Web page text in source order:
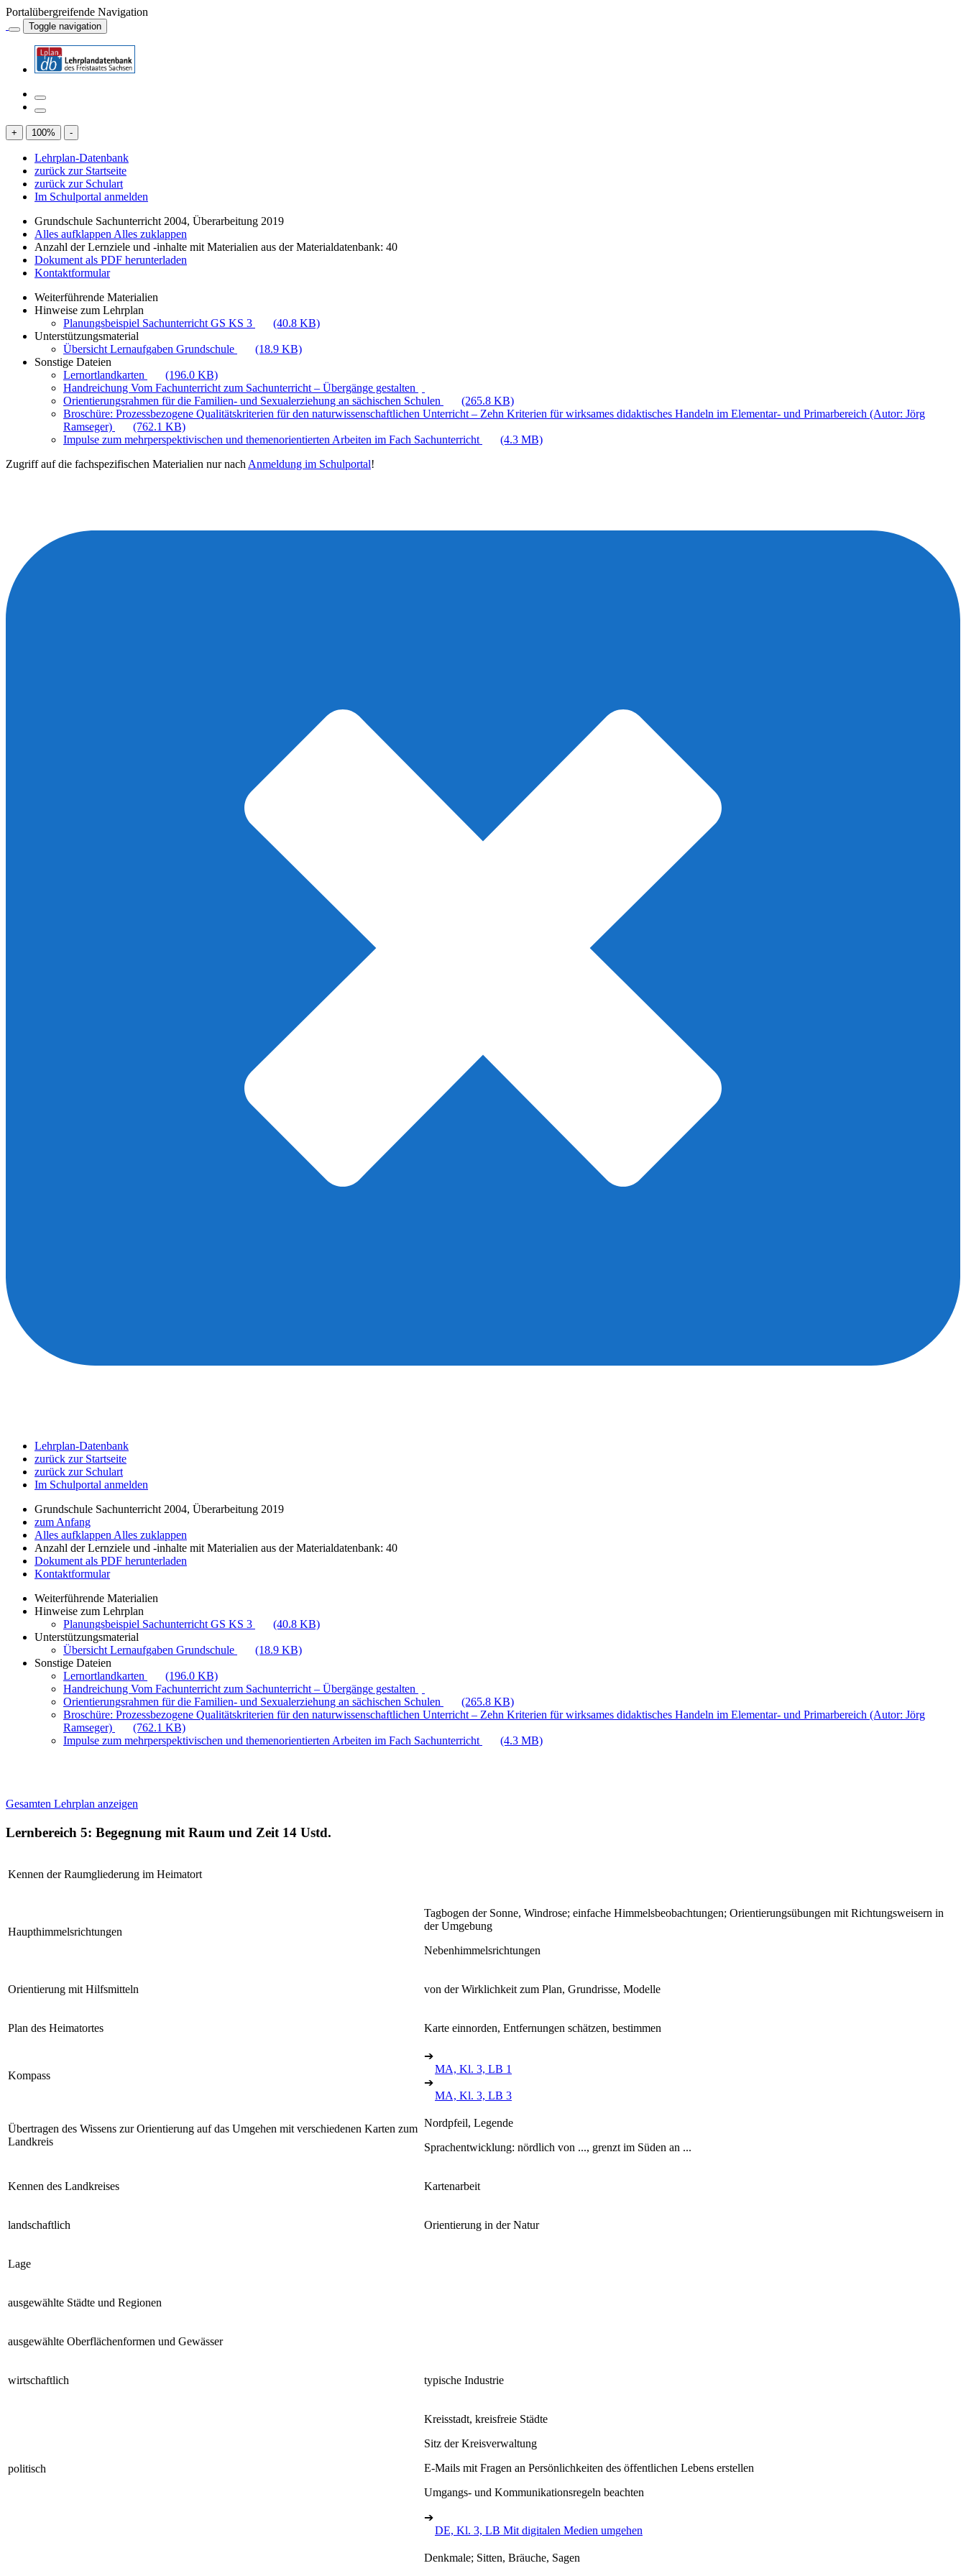
Portalübergreifende Navigation
Toggle navigation
+ 100% -
Lehrplan-Datenbank
zurück zur Startseite
zurück zur Schulart
Im Schulportal anmelden
Grundschule Sachunterricht 2004, Überarbeitung 2019
Alles aufklappen Alles zuklappen
Anzahl der Lernziele und -inhalte mit Materialien aus der Materialdatenbank: 40
Dokument als PDF herunterladen
Kontaktformular
Weiterführende Materialien
Hinweise zum Lehrplan
Planungsbeispiel Sachunterricht GS KS 3
(40.8 KB)
Unterstützungsmaterial
Übersicht Lernaufgaben Grundschule
(18.9 KB)
Sonstige Dateien
Lernortlandkarten
(196.0 KB)
Handreichung Vom Fachunterricht zum Sachunterricht – Übergänge gestalten
Orientierungsrahmen für die Familien- und Sexualerziehung an sächischen Schulen
(265.8 KB)
Broschüre: Prozessbezogene Qualitätskriterien für den naturwissenschaftlichen Unterricht – Zehn Kriterien für wirksames didaktisches Handeln im Elementar- und Primarbereich (Autor: Jörg
Ramseger)
(762.1 KB)
Impulse zum mehrperspektivischen und themenorientierten Arbeiten im Fach Sachunterricht
(4.3 MB)
Zugriff auf die fachspezifischen Materialien nur nach Anmeldung im Schulportal!
Lehrplan-Datenbank
zurück zur Startseite
zurück zur Schulart
Im Schulportal anmelden
Grundschule Sachunterricht 2004, Überarbeitung 2019
zum Anfang
Alles aufklappen Alles zuklappen
Anzahl der Lernziele und -inhalte mit Materialien aus der Materialdatenbank: 40
Dokument als PDF herunterladen
Kontaktformular
Weiterführende Materialien
Hinweise zum Lehrplan
Planungsbeispiel Sachunterricht GS KS 3
(40.8 KB)
Unterstützungsmaterial
Übersicht Lernaufgaben Grundschule
(18.9 KB)
Sonstige Dateien
Lernortlandkarten
(196.0 KB)
Handreichung Vom Fachunterricht zum Sachunterricht – Übergänge gestalten
Orientierungsrahmen für die Familien- und Sexualerziehung an sächischen Schulen
(265.8 KB)
Broschüre: Prozessbezogene Qualitätskriterien für den naturwissenschaftlichen Unterricht – Zehn Kriterien für wirksames didaktisches Handeln im Elementar- und Primarbereich (Autor: Jörg
Ramseger)
(762.1 KB)
Impulse zum mehrperspektivischen und themenorientierten Arbeiten im Fach Sachunterricht
(4.3 MB)
Gesamten Lehrplan anzeigen
Lernbereich 5: Begegnung mit Raum und Zeit 14 Ustd.
Kennen der Raumgliederung im Heimatort
Haupthimmelsrichtungen
Tagbogen der Sonne, Windrose; einfache Himmelsbeobachtungen; Orientierungsübungen mit Richtungsweisern in
der Umgebung
Nebenhimmelsrichtungen
Orientierung mit Hilfsmitteln von der Wirklichkeit zum Plan, Grundrisse, Modelle
Plan des Heimatortes Karte einnorden, Entfernungen schätzen, bestimmen
Kompass
➔
MA, Kl. 3, LB 1
➔
MA, Kl. 3, LB 3
Übertragen des Wissens zur Orientierung auf das Umgehen mit verschiedenen Karten zum
Landkreis
Nordpfeil, Legende
Sprachentwicklung: nördlich von ..., grenzt im Süden an ...
Kennen des Landkreises Kartenarbeit
landschaftlich Orientierung in der Natur
Lage
ausgewählte Städte und Regionen
ausgewählte Oberflächenformen und Gewässer
wirtschaftlich typische Industrie
politisch
Kreisstadt, kreisfreie Städte
Sitz der Kreisverwaltung
E-Mails mit Fragen an Persönlichkeiten des öffentlichen Lebens erstellen
Umgangs- und Kommunikationsregeln beachten
➔
DE, Kl. 3, LB Mit digitalen Medien umgehen
Denkmale; Sitten, Bräuche, Sagen